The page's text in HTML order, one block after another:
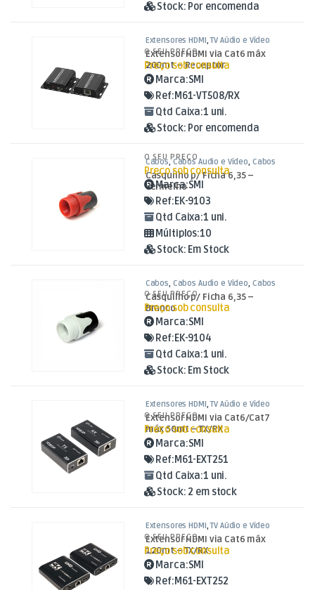
Stock: Por encomenda
Extensores HDMI ,TV Aúdio e Vídeo
Extensor HDMI via Cat6 máx
200mt – Receptor
O SEU PREÇO
Preço sob consulta
Marca:SMI
Ref:M61-VT508/RX
Qtd Caixa:1 uni.
Stock: Por encomenda
Cabos,Cabos Áudio e Vídeo, Cabos
XLR
Casquilho p/ Ficha 6,35 –
Vermelho
O SEU PREÇO
Preço sob consulta
Marca:SMI
Ref:EK-9103
Qtd Caixa:1 uni.
Múltiplos:10
Stock: Em Stock
Cabos, Cabos Áudio e Vídeo, Cabos
XLR
Casquilho p/ Ficha 6,35 –
Branco
O SEU PREÇO
Preço sob consulta
Marca:SMI
Ref:EK-9104
Qtd Caixa:1 uni.
Stock: Em Stock
Extensores HDMI ,TV Aúdio e Vídeo
Extensor HDMI via Cat6/Cat7
máx 50mt – TX/RX
O SEU PREÇO
Preço sob consulta
Marca:SMI
Ref:M61-EXT251
Qtd Caixa:1 uni.
Stock: 2 em stock
Extensores HDMI ,TV Aúdio e Vídeo
Extensor HDMI via Cat6 máx
120mt – TX/RX
O SEU PREÇO
Preço sob consulta
Marca:SMI
Ref:M61-EXT252